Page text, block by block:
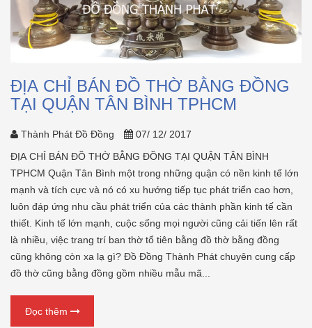
ĐỊA CHỈ BÁN ĐỒ THỜ BẰNG ĐỒNG
TẠI QUẬN TÂN BÌNH TPHCM
Thành Phát Đồ Đồng
07/ 12/ 2017
ĐỊA CHỈ BÁN ĐỒ THỜ BẰNG ĐỒNG TẠI QUẬN TÂN BÌNH
TPHCM Quận Tân Bình một trong những quận có nền kinh tế lớn
mạnh và tích cực và nó có xu hướng tiếp tục phát triển cao hơn,
luôn đáp ứng nhu cầu phát triển của các thành phần kinh tế cần
thiết. Kinh tế lớn mạnh, cuộc sống mọi người cũng cải tiến lên rất
là nhiều, việc trang trí ban thờ tổ tiên bằng đồ thờ bằng đồng
cũng không còn xa lạ gì? Đồ Đồng Thành Phát chuyên cung cấp
đồ thờ cũng bằng đồng gồm nhiều mẫu mã...
Đọc thêm